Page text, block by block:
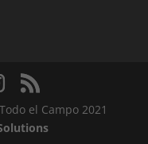
el Campo 2021